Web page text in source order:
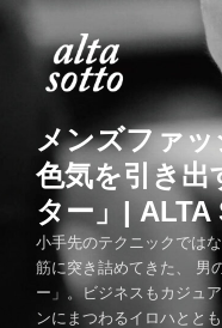
メンズファ
色気を引き出
ター」| ALTA
小手先のテクニックでは
筋に突き詰めてきた、 男
ー」。ビジネスもカジュ
ンにまつわるイロハとと